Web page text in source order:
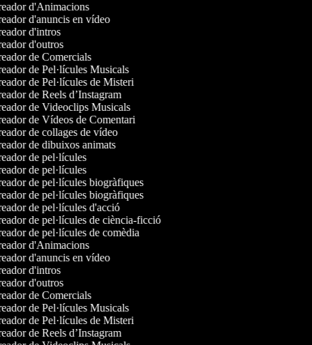
d'Animacions
d'anuncis en vídeo
d'intros
d'outros
de Comercials
de Pel·lícules Musicals
de Pel·lícules de Misteri
de Reels d’Instagram
de Videoclips Musicals
de Vídeos de Comentari
de collages de vídeo
de dibuixos animats
de pel·lícules
de pel·lícules
de pel·lícules biogràfiques
de pel·lícules biogràfiques
de pel·lícules d'acció
de pel·lícules de ciència-ficció
de pel·lícules de comèdia
d'Animacions
d'anuncis en vídeo
d'intros
d'outros
de Comercials
de Pel·lícules Musicals
de Pel·lícules de Misteri
de Reels d’Instagram